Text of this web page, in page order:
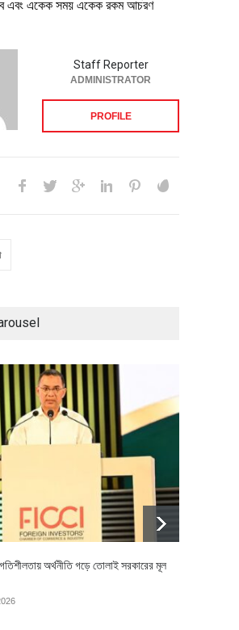
এবং একেক সময় একেক রকম আচরণ
Staff Reporter
ADMINISTRATOR
PROFILE
অর্থনীতি গড়ে তোলাই সরকারের মূল